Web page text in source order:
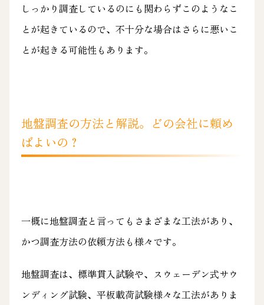
しっかり調査しているのにも関わらずこのようなこ
とが起きているので、不十分な場合はさらに悪いこ
とが起きる可能性もあります。
地盤調査の方法と解説。どの会社に頼め
ばよいの？
一概に地盤調査と言ってもさまざまな工法があり、
かつ調査方法の依頼方法も様々です。
地盤調査は、標準貫入試験や、スウェーデン式サウ
ンディング試験、平板載荷試験様々な工法がありま